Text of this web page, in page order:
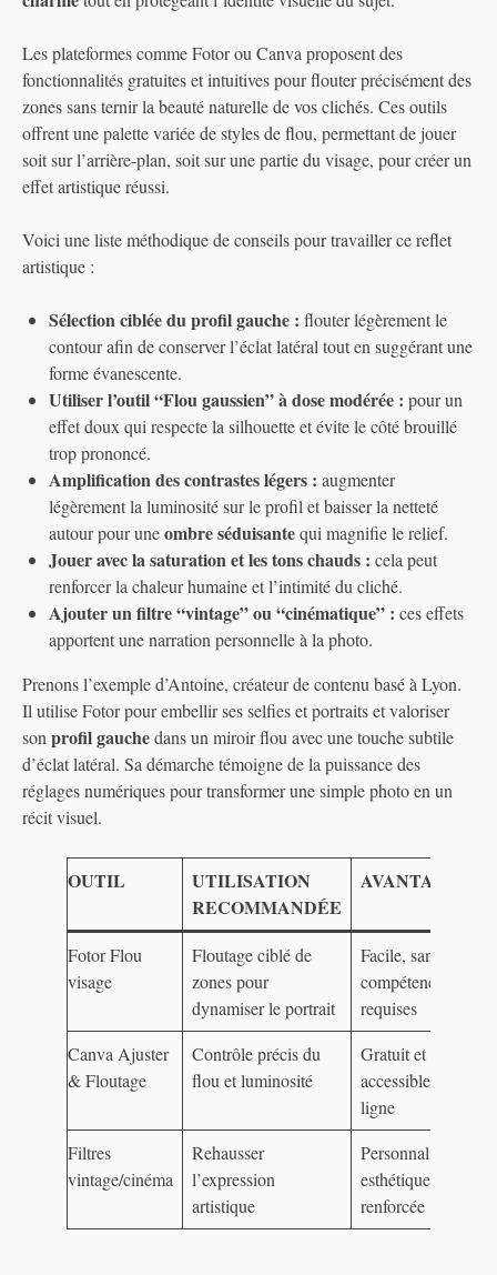
Les plateformes comme Fotor ou Canva proposent des
fonctionnalités gratuites et intuitives pour flouter précisément des
zones sans ternir la beauté naturelle de vos clichés. Ces outils
offrent une palette variée de styles de flou, permettant de jouer
soit sur l’arrière-plan, soit sur une partie du visage, pour créer un
effet artistique réussi.
Voici une liste méthodique de conseils pour travailler ce reflet
artistique :
Sélection ciblée du profil gauche : flouter légèrement le
contour afin de conserver l’éclat latéral tout en suggérant une
forme évanescente.
Utiliser l’outil “Flou gaussien” à dose modérée : pour un
effet doux qui respecte la silhouette et évite le côté brouillé
trop prononcé.
Amplification des contrastes légers : augmenter
légèrement la luminosité sur le profil et baisser la netteté
autour pour uneombre séduisantequi magnifie le relief.
Jouer avec la saturation et les tons chauds : cela peut
renforcer la chaleur humaine et l’intimité du cliché.
Ajouter un filtre “vintage” ou “cinématique” : ces effets
apportent une narration personnelle à la photo.
Prenons l’exemple d’Antoine, créateur de contenu basé à Lyon.
Il utilise Fotor pour embellir ses selfies et portraits et valoriser
son profil gauchedans un miroir flou avec une touche subtile
d’éclat latéral. Sa démarche témoigne de la puissance des
réglages numériques pour transformer une simple photo en un
récit visuel.
OUTIL
UTILISATION
RECOMMANDÉE
AVANTAGES
Fotor Flou
visage
Floutage ciblé de
zones pour
dynamiser le portrait
Facile, sans
compétences
requises
Canva Ajuster
& Floutage
Contrôle précis du
flou et luminosité
Gratuit et
accessible en
ligne
Filtres
vintage/cinéma
Rehausser
l’expression
artistique
Personnalisation
esthétique
renforcée